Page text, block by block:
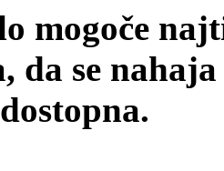
mogoče
da se